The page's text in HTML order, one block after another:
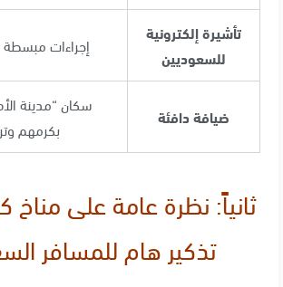
تأشيرة إلكترونية
للسعوديين
إجراءات مبسطة
ضيافة دافئة
سكان “مدينة
بكرمهم
ثانياً: نظرة عامة على
تذكير هام للمسافر